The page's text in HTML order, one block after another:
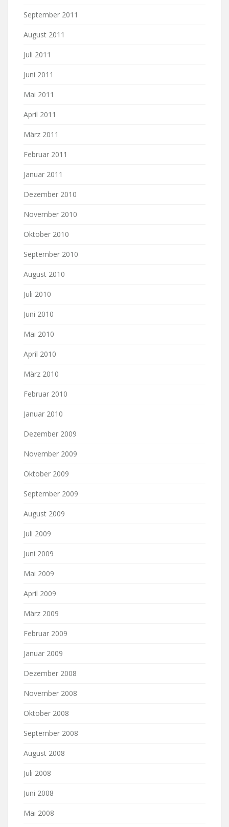
September 2011
August 2011
Juli 2011
Juni 2011
Mai 2011
April 2011
März 2011
Februar 2011
Januar 2011
Dezember 2010
November 2010
Oktober 2010
September 2010
August 2010
Juli 2010
Juni 2010
Mai 2010
April 2010
März 2010
Februar 2010
Januar 2010
Dezember 2009
November 2009
Oktober 2009
September 2009
August 2009
Juli 2009
Juni 2009
Mai 2009
April 2009
März 2009
Februar 2009
Januar 2009
Dezember 2008
November 2008
Oktober 2008
September 2008
August 2008
Juli 2008
Juni 2008
Mai 2008